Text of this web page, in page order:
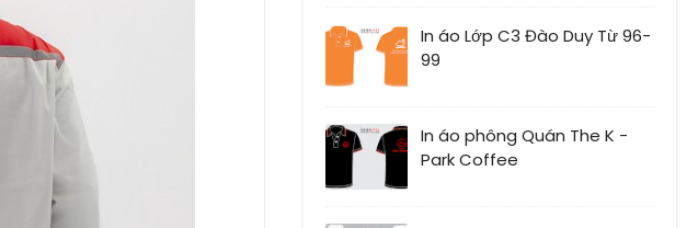
In áo Lớp C3 Đào Duy Từ 96-
99
In áo phông Quán The K -
Park Coffee